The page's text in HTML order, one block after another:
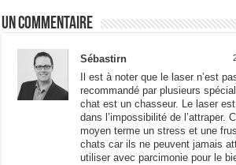
Un commentaire
Sébastirn
Il est à noter que le laser n’est
recommandé par plusieurs
chat est un chasseur. Le laser
dans l’impossibilité de l’attraper.
moyen terme un stress et une
chats car ils ne peuvent jamais
utiliser avec parcimonie pour le